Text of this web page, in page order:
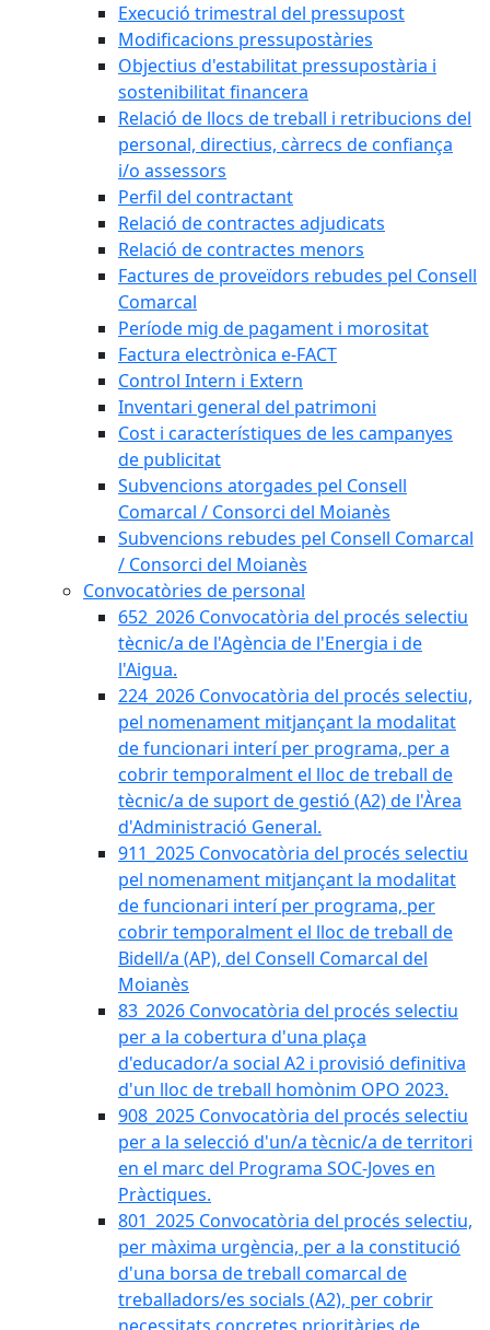
Execució trimestral del pressupost
Modificacions pressupostàries
Objectius d'estabilitat pressupostària i
sostenibilitat financera
Relació de llocs de treball i retribucions del
personal, directius, càrrecs de confiança
i/o assessors
Perfil del contractant
Relació de contractes adjudicats
Relació de contractes menors
Factures de proveïdors rebudes pel Consell
Comarcal
Període mig de pagament i morositat
Factura electrònica e-FACT
Control Intern i Extern
Inventari general del patrimoni
Cost i característiques de les campanyes
de publicitat
Subvencions atorgades pel Consell
Comarcal / Consorci del Moianès
Subvencions rebudes pel Consell Comarcal
/ Consorci del Moianès
Convocatòries de personal
652_2026 Convocatòria del procés selectiu
tècnic/a de l'Agència de l'Energia i de
l'Aigua.
224_2026 Convocatòria del procés selectiu,
pel nomenament mitjançant la modalitat
de funcionari interí per programa, per a
cobrir temporalment el lloc de treball de
tècnic/a de suport de gestió (A2) de l'Àrea
d'Administració General.
911_2025 Convocatòria del procés selectiu
pel nomenament mitjançant la modalitat
de funcionari interí per programa, per
cobrir temporalment el lloc de treball de
Bidell/a (AP), del Consell Comarcal del
Moianès
83_2026 Convocatòria del procés selectiu
per a la cobertura d'una plaça
d'educador/a social A2 i provisió definitiva
d'un lloc de treball homònim OPO 2023.
908_2025 Convocatòria del procés selectiu
per a la selecció d'un/a tècnic/a de territori
en el marc del Programa SOC-Joves en
Pràctiques.
801_2025 Convocatòria del procés selectiu,
per màxima urgència, per a la constitució
d'una borsa de treball comarcal de
treballadors/es socials (A2), per cobrir